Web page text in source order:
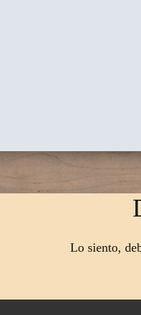
Lo siento,